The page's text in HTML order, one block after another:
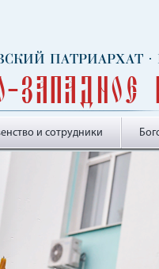
ПАТРИАРХАТ
Западное
и сотрудники